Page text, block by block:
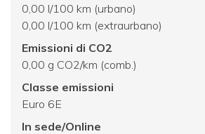
0,00 l/100 km (urbano)
0,00 l/100 km (extraurbano)
Emissioni di CO2
0,00 g CO2/km (comb.)
Classe emissioni
Euro 6E
In sede/Online